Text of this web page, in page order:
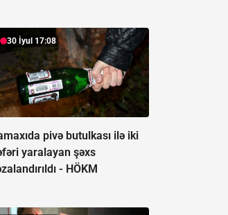
30 İyul 17:08
pivə butulkası ilə iki
yaralayan şəxs
- HÖKM